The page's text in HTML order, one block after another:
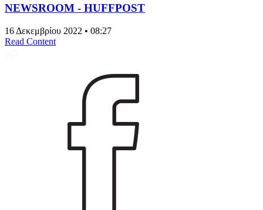
NEWSROOM - HUFFPOST
16 Δεκεμβρίου 2022 • 08:27
Read Content